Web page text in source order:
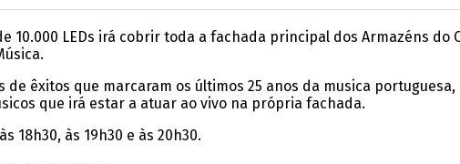
LEDs irá cobrir toda a fachada principal dos Armazéns do
êxitos que marcaram os últimos 25 anos da musica
que irá estar a atuar ao vivo na própria fachada.
às 19h30 e às 20h30.